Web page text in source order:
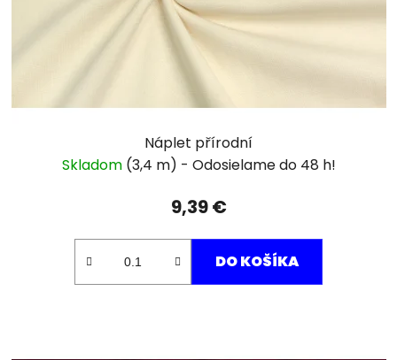
Náplet přírodní
Skladom (3,4 m)
9,39 €
DO KOŠÍKA